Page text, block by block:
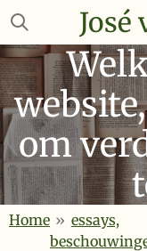
Ga
naar
de
hoofdinhoud
José
om
Home » essays,